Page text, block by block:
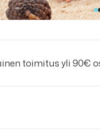
toimitus yli 90€